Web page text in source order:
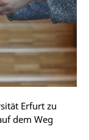
Erfurt zu
dem Weg